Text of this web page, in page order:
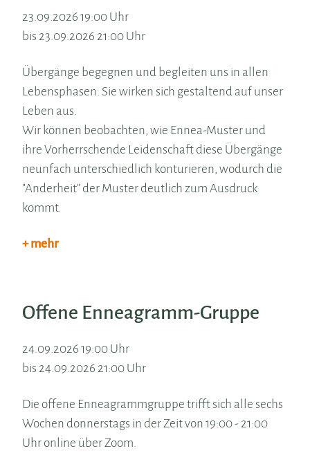
23.09.2026 19:00 Uhr
bis 23.09.2026 21:00 Uhr
Übergänge begegnen und begleiten uns in allen
Lebensphasen. Sie wirken sich gestaltend auf unser
Leben aus.
Wir können beobachten, wie Ennea-Muster und
ihre Vorherrschende Leidenschaft diese Übergänge
neunfach unterschiedlich konturieren, wodurch die
"Anderheit" der Muster deutlich zum Ausdruck
kommt.
+ mehr
Offene Enneagramm-Gruppe
24.09.2026 19:00 Uhr
bis 24.09.2026 21:00 Uhr
Die offene Enneagrammgruppe trifft sich alle sechs
Wochen donnerstags in der Zeit von 19:00 - 21:00
Uhr online über Zoom.